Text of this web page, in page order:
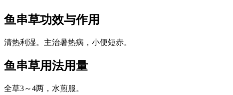
鱼串草功效与作用
清热利湿。主治暑热病，小便短赤。
鱼串草用法用量
全草3～4两，水煎服。